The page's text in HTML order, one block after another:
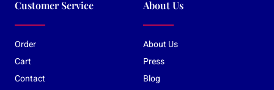
Customer Service
Order
Cart
Contact
About Us
About Us
Press
Blog